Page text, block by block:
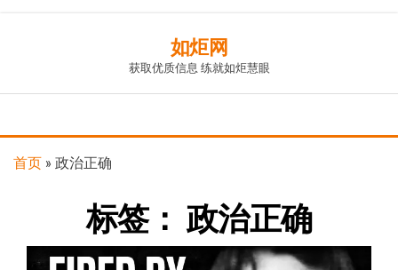
content
如炬网
获取优质信息 练就如炬慧眼
首页 » 政治正确
标签：政治正确